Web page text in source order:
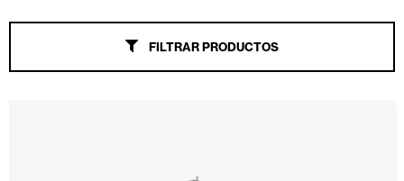
Motores, automatismos y Smart Home
FILTRAR PRODUCTOS